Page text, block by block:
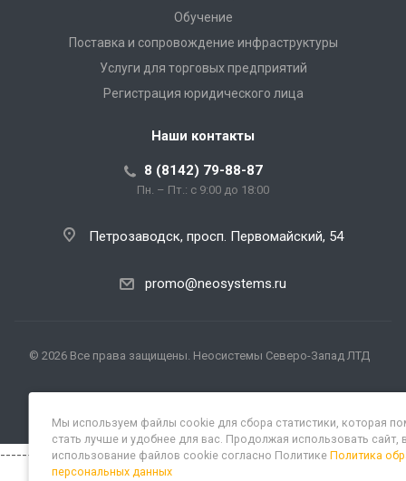
Обучение
Поставка и сопровождение инфраструктуры
Услуги для торговых предприятий
Регистрация юридического лица
Наши контакты
8 (8142) 79-88-87
Пн. – Пт.: с 9:00 до 18:00
Петрозаводск, просп. Первомайский, 54
promo@neosystems.ru
© 2026 Все права защищены. Неосистемы Северо-Запад ЛТД
Мы используем файлы cookie для сбора статистики, которая
стать лучше и удобнее для вас. Продолжая использовать сайт,
использование файлов cookie согласно Политике Политика
персональных данных
----------